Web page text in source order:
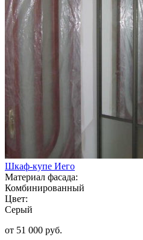
Шкаф-купе Иего
Материал фасада:
Комбинированный
Цвет:
Серый
от 51 000 руб.